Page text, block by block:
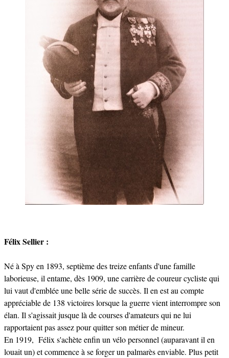
Félix Sellier :
Né à Spy en 1893, septième des treize enfants d'une famille
laborieuse, il entame, dès 1909, une carrière de coureur cycliste qui
lui vaut d'emblée une belle série de succès. Il en est au compte
appréciable de 138 victoires lorsque la guerre vient interrompre son
élan. Il s'agissait jusque là de courses d'amateurs qui ne lui
rapportaient pas assez pour quitter son métier de mineur.
En 1919, Félix s'achète enfin un vélo personnel (auparavant il en
louait un) et commence à se forger un palmarès enviable. Plus petit